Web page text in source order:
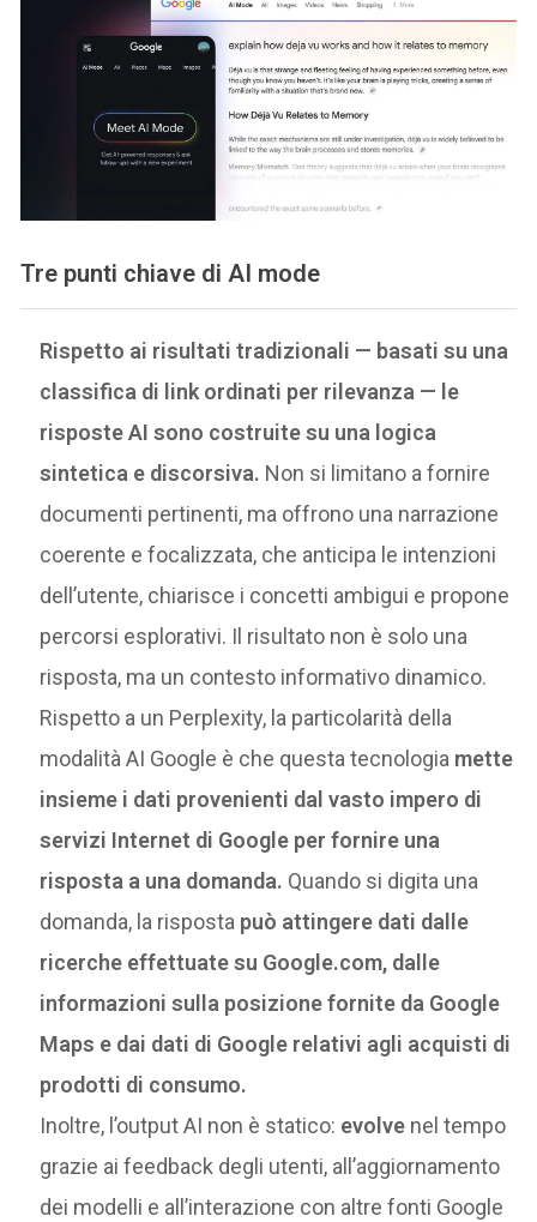
Tre punti chiave di AI mode
Rispetto ai risultati tradizionali — basati su una
classifica di link ordinati per rilevanza — le
risposte AI sono costruite su una logica
sintetica e discorsiva. Non si limitano a fornire
documenti pertinenti, ma offrono una narrazione
coerente e focalizzata, che anticipa le intenzioni
dell’utente, chiarisce i concetti ambigui e propone
percorsi esplorativi. Il risultato non è solo una
risposta, ma un contesto informativo dinamico.
Rispetto a un Perplexity, la particolarità della
modalità AI Google è che questa tecnologia mette
insieme i dati provenienti dal vasto impero di
servizi Internet di Google per fornire una
risposta a una domanda. Quando si digita una
domanda, la risposta può attingere dati dalle
ricerche effettuate su Google.com, dalle
informazioni sulla posizione fornite da Google
Maps e dai dati di Google relativi agli acquisti di
prodotti di consumo.
Inoltre, l’output AI non è statico: evolve nel tempo
grazie ai feedback degli utenti, all’aggiornamento
dei modelli e all’interazione con altre fonti Google